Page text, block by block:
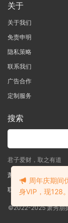
关于
关于我们
免责申明
隐私策略
联系我们
广告合作
定制服务
搜索
君子爱财，取之有道
萧秀朋掘金社
联系客服(说明需求，
©2022-2025 萧秀朋
周年庆期间
身VIP，现128